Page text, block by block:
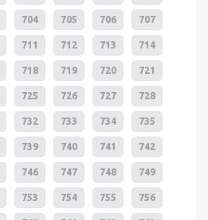
704 705 706 707
711 712 713 714
718 719 720 721
725 726 727 728
732 733 734 735
739 740 741 742
746 747 748 749
753 754 755 756